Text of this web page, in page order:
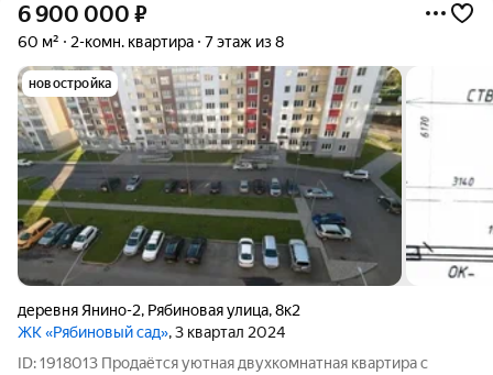
6 900 000 ₽
60 м² 2-комн. квартира 7 этаж из 8
новостройка
деревня Янино-2, Рябиновая улица,8к2
ЖК «Рябиновый сад», 3 квартал 2024
ID: 1918013 Продаётся уютная двухкомнатная квартира с